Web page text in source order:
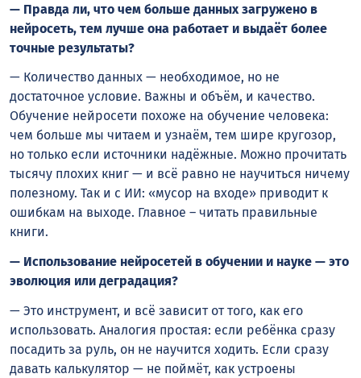
— Правда ли, что чем больше данных загружено в
нейросеть, тем лучше она работает и выдаёт более
точные результаты?
— Количество данных — необходимое, но не
достаточное условие. Важны и объём, и качество.
Обучение нейросети похоже на обучение человека:
чем больше мы читаем и узнаём, тем шире кругозор,
но только если источники надёжные. Можно прочитать
тысячу плохих книг — и всё равно не научиться ничему
полезному. Так и с ИИ: «мусор на входе» приводит к
ошибкам на выходе. Главное – читать правильные
книги.
— Использование нейросетей в обучении и науке — это
эволюция или деградация?
— Это инструмент, и всё зависит от того, как его
использовать. Аналогия простая: если ребёнка сразу
посадить за руль, он не научится ходить. Если сразу
давать калькулятор — не поймёт, как устроены